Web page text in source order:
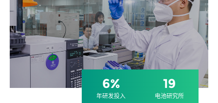
6%
年研发投入
19
电池研究所